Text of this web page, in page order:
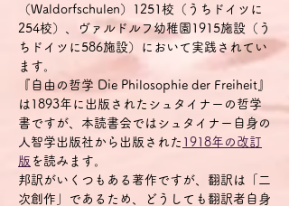
（Waldorfschulen）1251校（うちドイツに
254校）、ヴァルドルフ幼稚園1915施設（う
ちドイツに586施設）において実践されてい
ます。
『自由の哲学 Die Philosophie der Freiheit』
は1893年に出版されたシュタイナーの哲学
書ですが、本読書会ではシュタイナー自身の
人智学出版社から出版された 1918年の改訂
版 を読みます。
邦訳がいくつもある著作ですが、翻訳は「二
次創作」であるため、どうしても翻訳者自身